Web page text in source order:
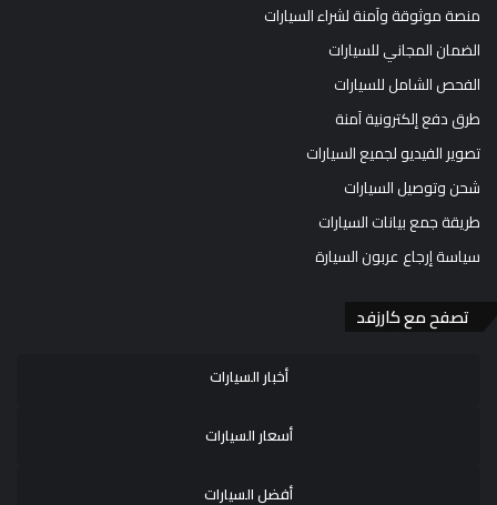
منصة موثوقة وآمنة لشراء السيارات
الضمان المجاني للسيارات
الفحص الشامل للسيارات
طرق دفع إلكترونية آمنة
تصوير الفيديو لجميع السيارات
شحن وتوصيل السيارات
طريقة جمع بيانات السيارات
سياسة إرجاع عربون السيارة
تصفح مع كارزفد
أخبار السيارات
أسعار السيارات
أفضل السيارات